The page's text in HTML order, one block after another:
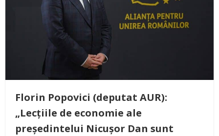
Florin Popovici (deputat AUR):
„Lecțiile de economie ale
președintelui Nicușor Dan sunt